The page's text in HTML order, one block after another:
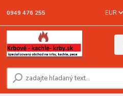
EUR
0949 476 255